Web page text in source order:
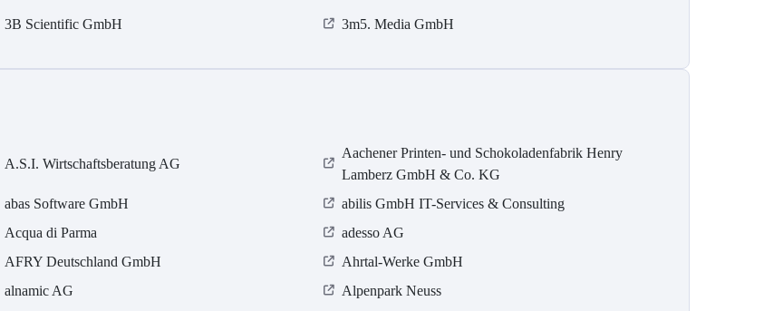
3B Scientific GmbH 3m5. Media GmbH
A.S.I. Wirtschaftsberatung AG
Aachener Printen- und Schokoladenfabrik Henry
Lamberz GmbH & Co. KG
abas Software GmbH
abilis GmbH IT-Services & Consulting
Acqua di Parma
adesso AG
AFRY Deutschland GmbH
Ahrtal-Werke GmbH
alnamic AG
Alpenpark Neuss